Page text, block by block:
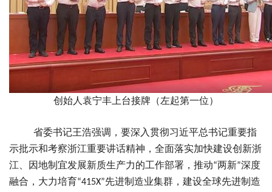
创始人袁宁丰上台接牌（左起第一位）
省委书记王浩强调，要深入贯彻习近平总书记重要指
示批示和考察浙江重要讲话精神，全面落实加快建设创新浙
江、因地制宜发展新质生产力的工作部署，推动“两新”深度
融合，大力培育“415X”先进制造业集群，建设全球先进制造